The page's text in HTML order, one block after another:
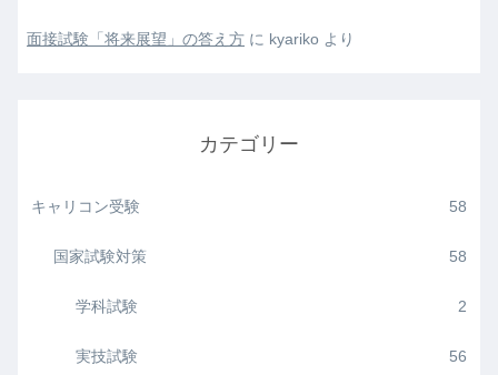
面接試験「将来展望」の答え方 に kyariko より
カテゴリー
キャリコン受験 58
国家試験対策 58
学科試験 2
実技試験 56